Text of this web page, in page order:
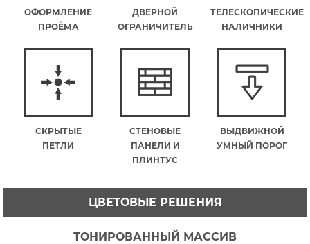
ОФОРМЛЕНИЕ
ПРОЁМА
ДВЕРНОЙ
ОГРАНИЧИТЕЛЬ
ТЕЛЕСКОПИЧЕСКИЕ
НАЛИЧНИКИ
СКРЫТЫЕ
ПЕТЛИ
СТЕНОВЫЕ
ПАНЕЛИ И
ПЛИНТУС
ВЫДВИЖНОЙ
УМНЫЙ ПОРОГ
ЦВЕТОВЫЕ РЕШЕНИЯ
ТОНИРОВАННЫЙ МАССИВ